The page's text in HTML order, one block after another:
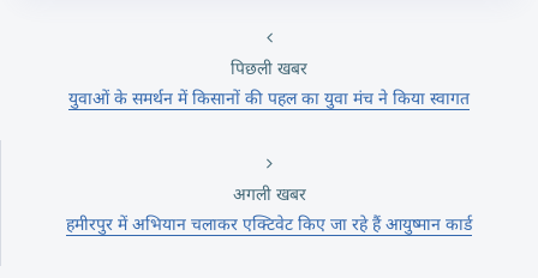
पिछली खबर
युवाओं के समर्थन में किसानों की पहल का युवा मंच ने किया स्वागत
अगली खबर
हमीरपुर में अभियान चलाकर एक्टिवेट किए जा रहे हैं आयुष्मान कार्ड